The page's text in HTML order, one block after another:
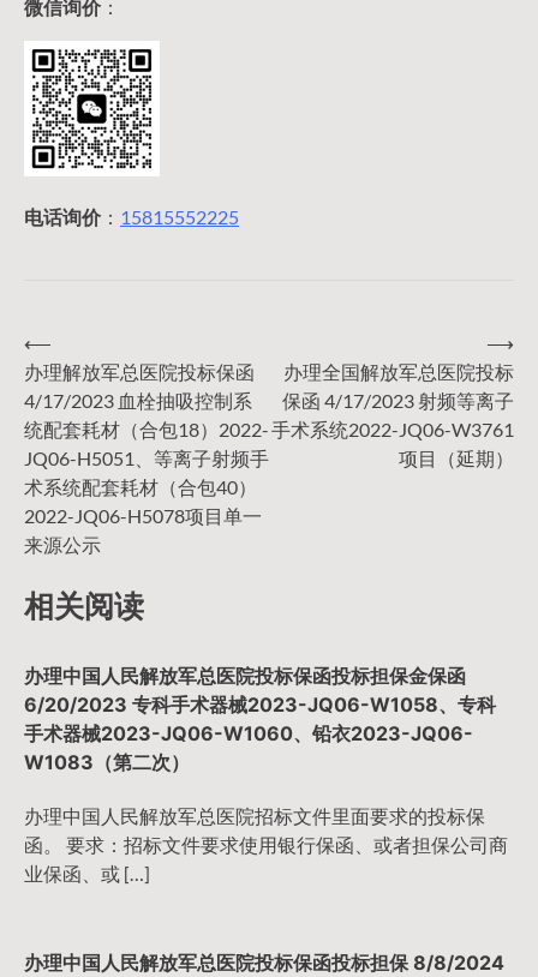
微信询价：
电话询价： 15815552225
文
章
导
航
⟵
办理解放军总医院投标保函
4/17/2023 血栓抽吸控制系
统配套耗材（合包18）2022-
JQ06-H5051、等离子射频手
术系统配套耗材（合包40）
2022-JQ06-H5078项目单一
来源公示
办理全国解放军总医院投标
保函 4/17/2023 射频等离子
手术系统2022-JQ06-W3761
项目（延期）
⟶
相关阅读
办理中国人民解放军总医院投标保函投标担保金保函
6/20/2023 专科手术器械2023-JQ06-W1058、专科
手术器械2023-JQ06-W1060、铅衣2023-JQ06-
W1083（第二次）
办理中国人民解放军总医院招标文件里面要求的投标保
函。 要求：招标文件要求使用银行保函、或者担保公司商
业保函、或 […]
办理中国人民解放军总医院投标保函投标担保 8/8/2024